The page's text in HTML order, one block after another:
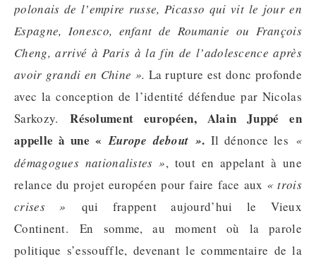
polonais de l’empire russe, Picasso qui vit le jour en
Espagne, Ionesco, enfant de Roumanie ou François
Cheng, arrivé à Paris à la fin de l’adolescence après
avoir grandi en Chine ». La rupture est donc profonde
avec la conception de l’identité défendue par Nicolas
Sarkozy.Résolument européen, Alain Juppé en
appelle à une «Europe debout ». Il dénonce les «
démagogues nationalistes », tout en appelant à une
relance du projet européen pour faire face aux « trois
crises » qui frappent aujourd’hui le Vieux
Continent. En somme, au moment où la parole
politique s’essouffle, devenant le commentaire de la